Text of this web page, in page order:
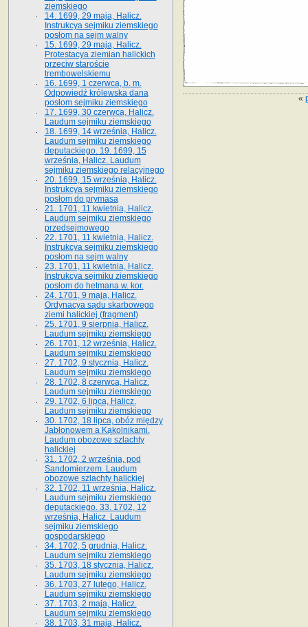
«
ziemskiego
14. 1699, 29 maja, Halicz.
Instrukcya sejmiku ziemskiego
posłom na sejm walny
15. 1699, 29 maja, Halicz.
Protestacya ziemian halickich
przeciw staroście
trembowelskiemu
16. 1699, 1 czerwca, b. m.
Odpowiedź królewska dana
posłom sejmiku ziemskiego
17. 1699, 30 czerwca, Halicz.
Laudum sejmiku ziemskiego
18. 1699, 14 września, Halicz.
Laudum sejmiku ziemskiego
deputackiego. 19. 1699, 15
września, Halicz. Laudum
sejmiku ziemskiego relacyjnego
20. 1699, 15 września, Halicz.
Instrukcya sejmiku ziemskiego
posłom do prymasa
21. 1701, 11 kwietnia, Halicz.
Laudum sejmiku ziemskiego
przedsejmowego
22. 1701, 11 kwietnia, Halicz.
Instrukcya sejmiku ziemskiego
posłom na sejm walny
23. 1701, 11 kwietnia, Halicz.
Instrukcya sejmiku ziemskiego
posłom do hetmana w. kor.
24. 1701, 9 maja, Halicz.
Ordynacya sądu skarbowego
ziemi halickiej (fragment)
25. 1701, 9 sierpnia, Halicz.
Laudum sejmiku ziemskiego
26. 1701, 12 września, Halicz.
Laudum sejmiku ziemskiego
27. 1702, 9 stycznia, Halicz.
Laudum sejmiku ziemskiego
28. 1702, 8 czerwca, Halicz.
Laudum sejmiku ziemskiego
29. 1702, 6 lipca, Halicz.
Laudum sejmiku ziemskiego
30. 1702, 18 lipca, obóz między
Jabłonowem a Kąkolnikami.
Laudum obozowe szlachty
halickiej
31. 1702, 2 września, pod
Sandomierzem. Laudum
obozowe szlachty halickiej
32. 1702, 11 września, Halicz.
Laudum sejmiku ziemskiego
deputackiego. 33. 1702, 12
września, Halicz. Laudum
sejmiku ziemskiego
gospodarskiego
34. 1702, 5 grudnia, Halicz.
Laudum sejmiku ziemskiego
35. 1703, 18 stycznia, Halicz.
Laudum sejmiku ziemskiego
36. 1703, 27 lutego, Halicz.
Laudum sejmiku ziemskiego
37. 1703, 2 maja, Halicz.
Laudum sejmiku ziemskiego
38. 1703, 31 maja, Halicz.